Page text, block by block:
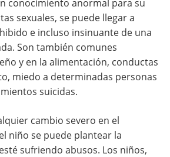
conocimiento anormal para su
sexuales, se puede llegar a
e incluso insinuante de una
Son también comunes
y en la alimentación, conductas
miedo a determinadas personas
suicidas.
cambio severo en el
niño se puede plantear la
sufriendo abusos. Los niños,